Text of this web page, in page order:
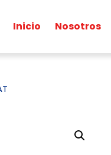
Inicio Nosotros